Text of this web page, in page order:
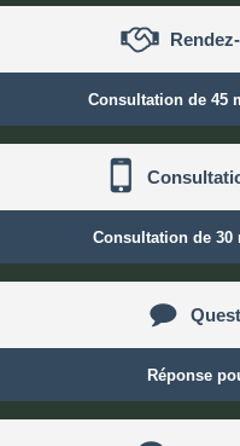
Consultation de45
Consultation de 30
Réponse